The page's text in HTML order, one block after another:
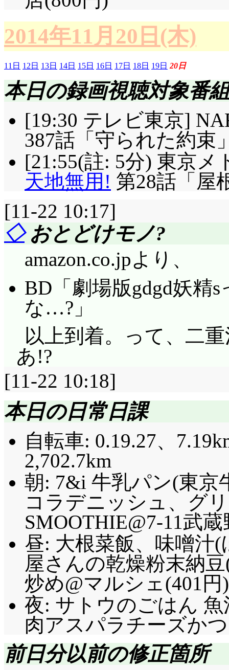
2014年11月20日(木)
11日 12日 13日 14日 15日 16日 17日 18日 19日 20日
本日の録画視聴対象番組
[19:30 テレビ東京]
387話「守られた約束
[21:55(註: 5分) 東京
天地無用! 第28話「屋
[11-22 10:17]
◇おとどけモノ?
amazon.co.jpより、
BD「劇場版gdgd妖精
な…?」
以上到着。って、二
あ!?
[11-22 10:18]
本日の日常日課
自転車: 0.19.27、
2,702.7km
朝: 7&i 牛乳パン(東京
コラデニッシュ、グ
SMOOTHIE@7-11武
昼: 大根菜飯、味噌汁
屋さんの乾燥粉末納
炒め@マルシェ(401円)
夜: サトウのごはん
肉アスパラチーズか
前日分以前の修正箇所